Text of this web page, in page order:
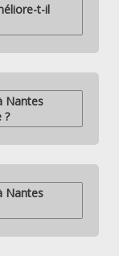
t-il
Nantes
?
Nantes